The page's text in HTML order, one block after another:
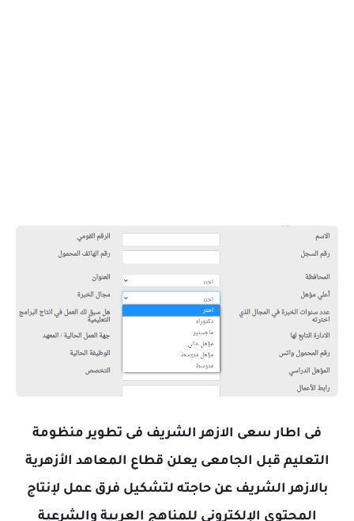
فى اطار سعى الازهر الشريف فى تطوير منظومة
التعليم قبل الجامعى يعلن قطاع المعاهد الأزهرية
بالازهر الشريف عن حاجته لتشكيل فرق عمل لإنتاج
المحتوى الإلكتروني للمناهج العربية والشرعية